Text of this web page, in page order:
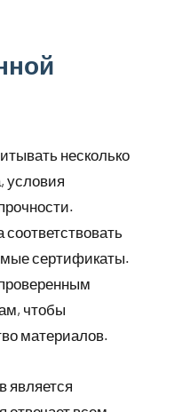
несколько
условия
соответствовать
сертификаты.
чтобы
материалов.
является